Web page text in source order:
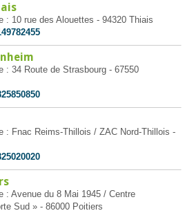
: 10 rue des Alouettes - 94320 Thiais
: 34 Route de Strasbourg - 67550
: Fnac Reims-Thillois / ZAC Nord-Thillois -
: Avenue du 8 Mai 1945 / Centre
Sud » - 86000 Poitiers